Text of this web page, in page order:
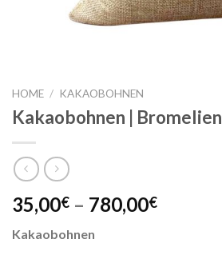
HOME / KAKAOBOHNEN
Kakaobohnen | Bromelien
35,00€ – 780,00€
Kakaobohnen